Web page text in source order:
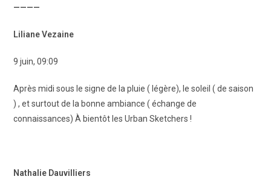
————
Liliane Vezaine
9 juin, 09:09
Après midi sous le signe de la pluie ( légère), le soleil ( de saison
) , et surtout de la bonne ambiance ( échange de
connaissances) À bientôt les Urban Sketchers !
Nathalie Dauvilliers